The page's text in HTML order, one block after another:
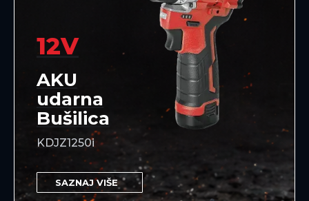
12V
AKU
udarna
Bušilica
KDJZ1250i
SAZNAJ VIŠE